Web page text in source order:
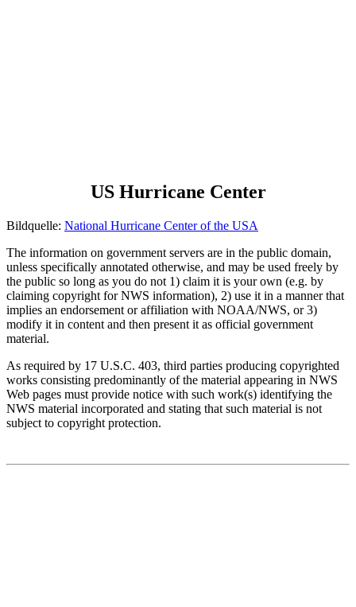
US Hurricane Center
Bildquelle: National Hurricane Center of the USA
The information on government servers are in the public domain,
unless specifically annotated otherwise, and may be used freely by
the public so long as you do not 1) claim it is your own (e.g. by
claiming copyright for NWS information), 2) use it in a manner that
implies an endorsement or affiliation with NOAA/NWS, or 3)
modify it in content and then present it as official government
material.
As required by 17 U.S.C. 403, third parties producing copyrighted
works consisting predominantly of the material appearing in NWS
Web pages must provide notice with such work(s) identifying the
NWS material incorporated and stating that such material is not
subject to copyright protection.